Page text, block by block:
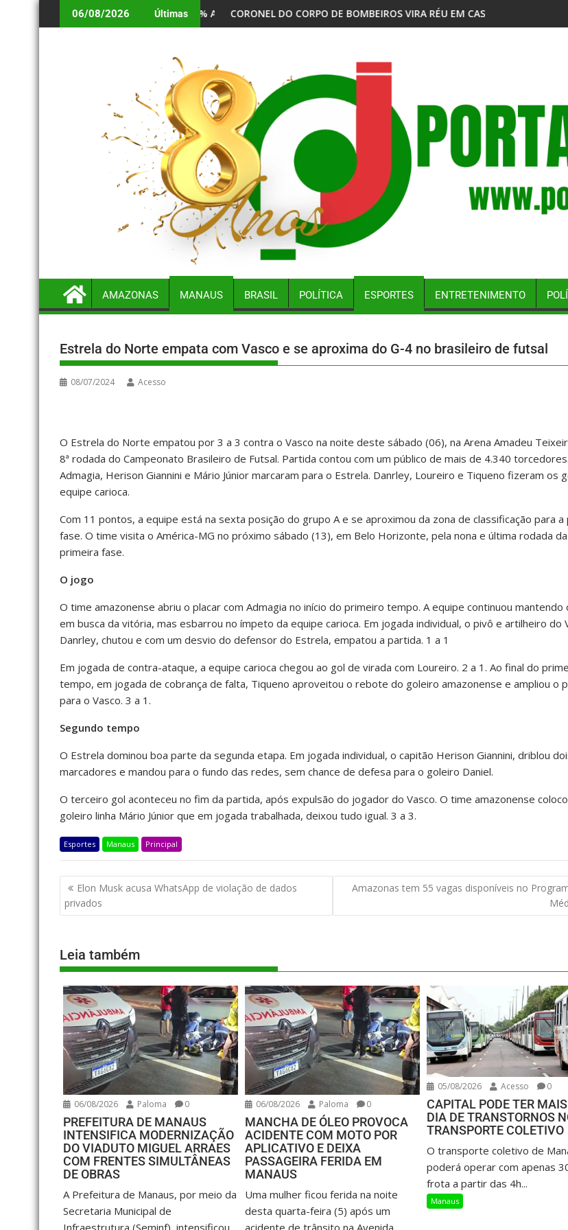
06/08/2026 Últimas
SELIC PARA 14% AO ANOCORONEL DO CORPO DE BOMBEIROS VIRA RÉU EM CASO DE ASSÉDIO SEXUALCIDADES DO RS TÊM SITUAÇÃO DE
AMAZONAS MANAUS BRASIL POLÍTICA ESPORTES ENTRETENIMENTO
Estrela do Norte empata com Vasco e se aproxima do G-4 no brasileiro de futsal
08/07/2024 Acesso
O Estrela do Norte empatou por 3 a 3 contra o Vasco na noite deste sábado (06), na Arena Amadeu
8ª rodada do Campeonato Brasileiro de Futsal. Partida contou com um público de mais de 4.340 torcedores.
Admagia, Herison Giannini e Mário Júnior marcaram para o Estrela. Danrley, Loureiro e Tiqueno fizeram os
equipe carioca.
Com 11 pontos, a equipe está na sexta posição do grupo A e se aproximou da zona de classificação para a
fase. O time visita o América-MG no próximo sábado (13), em Belo Horizonte, pela nona e última rodada da
primeira fase.
O jogo
O time amazonense abriu o placar com Admagia no início do primeiro tempo. A equipe continuou mantendo
em busca da vitória, mas esbarrou no ímpeto da equipe carioca. Em jogada individual, o pivô e artilheiro do
Danrley, chutou e com um desvio do defensor do Estrela, empatou a partida. 1 a 1
Em jogada de contra-ataque, a equipe carioca chegou ao gol de virada com Loureiro. 2 a 1. Ao final do
tempo, em jogada de cobrança de falta, Tiqueno aproveitou o rebote do goleiro amazonense e ampliou o
para o Vasco. 3 a 1.
Segundo tempo
O Estrela dominou boa parte da segunda etapa. Em jogada individual, o capitão Herison Giannini, driblou
marcadores e mandou para o fundo das redes, sem chance de defesa para o goleiro Daniel.
O terceiro gol aconteceu no fim da partida, após expulsão do jogador do Vasco. O time amazonense
goleiro linha Mário Júnior que em jogada trabalhada, deixou tudo igual. 3 a 3.
Esportes Manaus Principal
Elon Musk acusa WhatsApp de violação de dados
privados
Amazonas tem 55 vagas disponíveis no
Leia também
06/08/2026 Paloma 0
PREFEITURA DE MANAUS
INTENSIFICA MODERNIZAÇÃO
DO VIADUTO MIGUEL ARRAES
COM FRENTES SIMULTÂNEAS
DE OBRAS
A Prefeitura de Manaus, por meio da
Secretaria Municipal de
06/08/2026 Paloma 0
MANCHA DE ÓLEO PROVOCA
ACIDENTE COM MOTO POR
APLICATIVO E DEIXA
PASSAGEIRA FERIDA EM
MANAUS
Uma mulher ficou ferida na noite
desta quarta-feira (5) após um
05/08/2026 Acesso 0
CAPITAL PODE TER
DIA DE TRANSTORNOS
TRANSPORTE COLETIVO
O transporte coletivo de
poderá operar com apenas
frota a partir das 4h...
Manaus